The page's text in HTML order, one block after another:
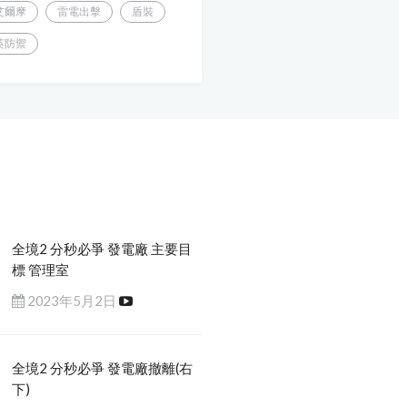
爾摩 雷電出擊 盾裝
防禦
全境2 分秒必爭 發電廠 主要目
標 管理室
2023年5月2日
全境2 分秒必爭 發電廠撤離(右
下)